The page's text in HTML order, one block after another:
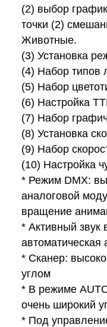
(2) выбор
точки (2)
Животные.
(3) Установка
(4) Набор типов
(5) Набор
(6) Настройка
(7) Набор
(8) Установка
(9) Набор
(10) Настройка
* Режим DMX:
аналоговой
вращение
* Активный звук
* Сканер:
углом
* В режиме
очень широкий
* Под